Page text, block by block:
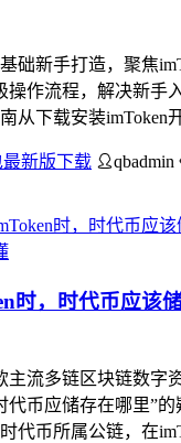
础新手打造，聚焦
操作流程，解决新手
从下载安装imToken
最新版下载 qbadmin
时，时代币应该
主流多链区块链数字
代币应储存在哪里”
代币所属公链，在